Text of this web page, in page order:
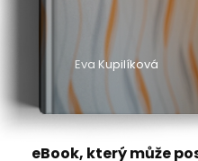
Eva Kupilíková
eBook, který může